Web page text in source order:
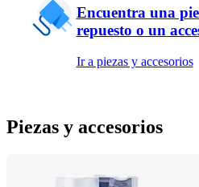
Encuentra una
repuesto o un
Ir a piezas y accesorios
Piezas y accesorios